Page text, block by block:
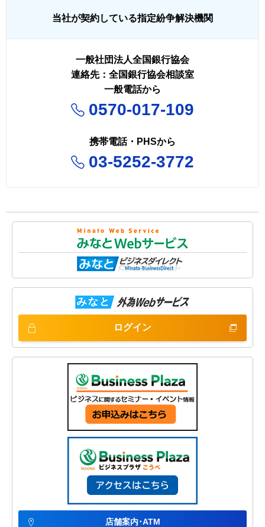
当社が契約している指定紛争解決機関
一般社団法人全国銀行協会
連絡先：全国銀行協会相談室
一般電話から
0570-017-109
携帯電話・PHSから
03-5252-3772
ログイン
店舗案内･ATM